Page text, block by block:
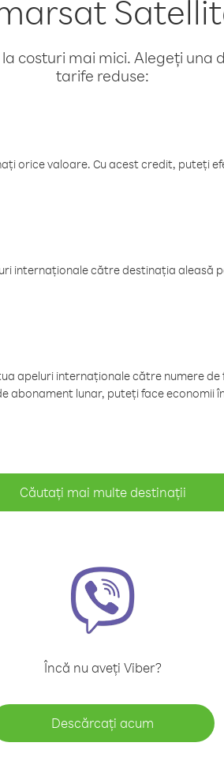
costuri mai mici. Alegeți una
tarife reduse:
orice valoare. Cu acest credit, puteți
internaționale către destinația aleasă
apeluri internaționale către numere de
abonament lunar, puteți face economii
Căutați mai multe destinații
Încă nu aveți Viber?
Descărcați acum